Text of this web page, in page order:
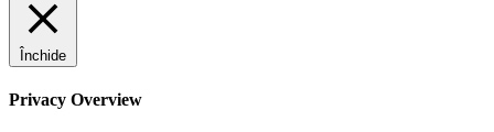
Închide
Privacy Overview